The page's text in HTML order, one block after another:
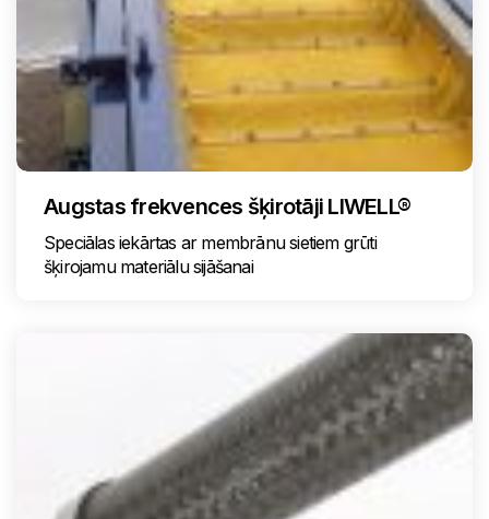
Augstas frekvences šķirotāji LIWELL®
Speciālas iekārtas ar membrānu sietiem grūti
šķirojamu materiālu sijāšanai